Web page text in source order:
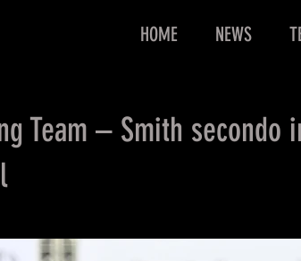
HOME NEWS
Team – Smith secondo